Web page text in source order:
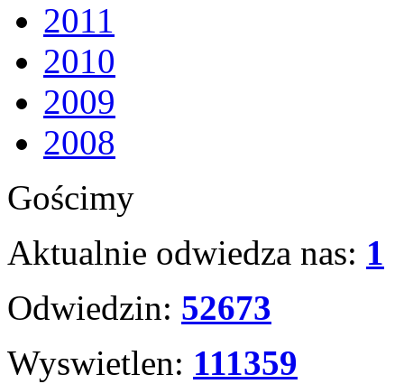
2011
2010
2009
2008
Gościmy
Aktualnie odwiedza nas: 1
Odwiedzin: 52673
Wyswietlen: 111359